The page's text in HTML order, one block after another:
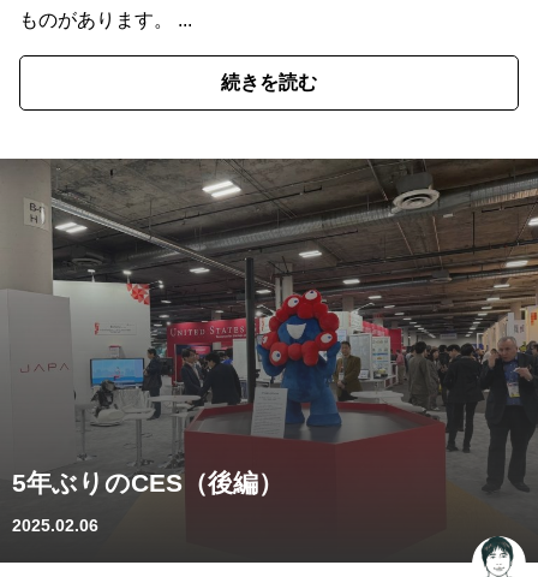
ものがあります。 ...
続きを読む
5年ぶりのCES（後編）
2025.02.06